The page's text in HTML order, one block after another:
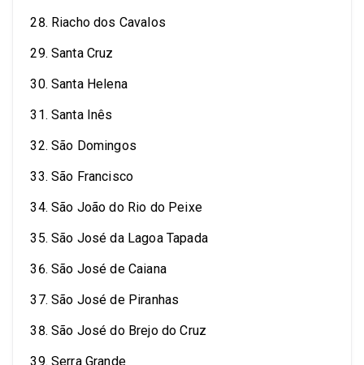
Riacho dos Cavalos
Santa Cruz
Santa Helena
Santa Inês
São Domingos
São Francisco
São João do Rio do Peixe
São José da Lagoa Tapada
São José de Caiana
São José de Piranhas
São José do Brejo do Cruz
Serra Grande